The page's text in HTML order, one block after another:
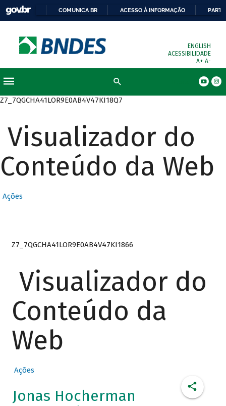
COMUNICA BR ACESSO À INFORMAÇÃO
ENGLISH
ACESSIBILIDADE
A+ A-
Z7_7QGCHA41LOR9E0AB4V47KI18Q7
Visualizador do
Conteúdo da Web
Ações
Z7_7QGCHA41LOR9E0AB4V47KI1866
Visualizador do
Conteúdo da
Web
Ações
Jonas Hocherman